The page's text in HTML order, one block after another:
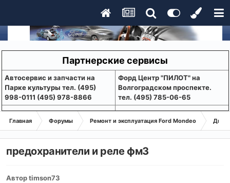
Партнерские сервисы
Aвтосервис и запчасти на
Парке культуры тел. (495)
998-0111 (495) 978-8866
Форд Центр "ПИЛОТ" на
Волгоградском проспекте.
тел. (495) 785-06-65
Главная Форумы Ремонт и эксплуатация Ford Mondeo
предохранители и реле фм3
Авторtimson73